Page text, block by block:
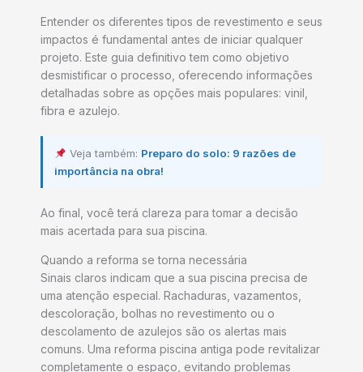
Entender os diferentes tipos de revestimento e seus
impactos é fundamental antes de iniciar qualquer
projeto. Este guia definitivo tem como objetivo
desmistificar o processo, oferecendo informações
detalhadas sobre as opções mais populares: vinil,
fibra e azulejo.
Veja também: Preparo do solo: 9 razões de
importância na obra!
Ao final, você terá clareza para tomar a decisão
mais acertada para sua piscina.
Quando a reforma se torna necessária
Sinais claros indicam que a sua piscina precisa de
uma atenção especial. Rachaduras, vazamentos,
descoloração, bolhas no revestimento ou o
descolamento de azulejos são os alertas mais
comuns. Uma reforma piscina antiga pode revitalizar
completamente o espaço, evitando problemas